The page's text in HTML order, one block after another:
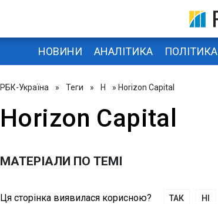
НОВИНИ АНАЛІТИКА ПОЛІТИКА
РБК-Україна » Теги » H » Horizon Capital
Horizon Capital
МАТЕРІАЛИ ПО ТЕМІ
Ця сторінка виявилася корисною? ТАК НІ